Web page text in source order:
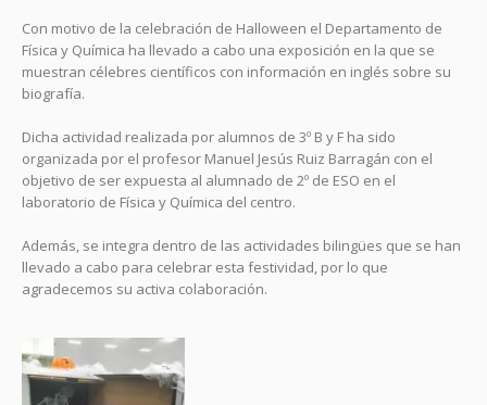
Con motivo de la celebración de Halloween el Departamento de
Física y Química ha llevado a cabo una exposición en la que se
muestran célebres científicos con información en inglés sobre su
biografía.
Dicha actividad realizada por alumnos de 3º B y F ha sido
organizada por el profesor Manuel Jesús Ruiz Barragán con el
objetivo de ser expuesta al alumnado de 2º de ESO en el
laboratorio de Física y Química del centro.
Además, se integra dentro de las actividades bilingües que se han
llevado a cabo para celebrar esta festividad, por lo que
agradecemos su activa colaboración.